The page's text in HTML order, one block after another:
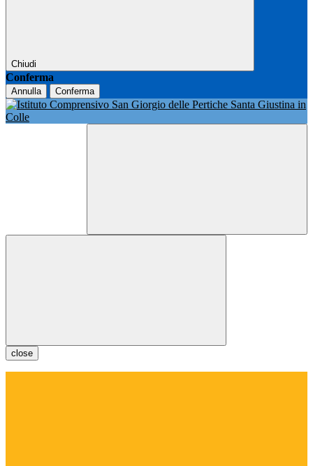
Chiudi
Conferma
Annulla Conferma
close